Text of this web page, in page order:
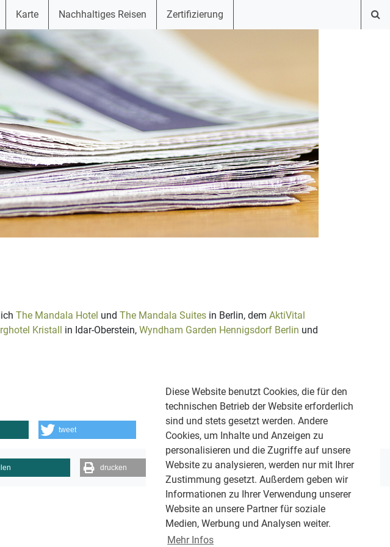
Diese Website benutzt Cookies, die für den
technischen Betrieb der Website erforderlich
sind und stets gesetzt werden. Andere
Cookies, um Inhalte und Anzeigen zu
personalisieren und die Zugriffe auf unsere
Website zu analysieren, werden nur mit Ihrer
Zustimmung gesetzt. Außerdem geben wir
Informationen zu Ihrer Verwendung unserer
Website an unsere Partner für soziale
Medien, Werbung und Analysen weiter.
Mehr Infos
Karte Nachhaltiges Reisen Zertifizierung
The Mandala Hotel und The Mandala Suites in Berlin, dem AktiVital
Kristall in Idar-Oberstein, Wyndham Garden Hennigsdorf Berlin und
tweet
drucken